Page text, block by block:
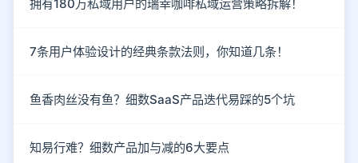
拥有180万私域用户的瑞幸咖啡私域运营策略拆解！
7条用户体验设计的经典条款法则，你知道几条！
鱼香肉丝没有鱼？细数SaaS产品迭代易踩的5个坑
知易行难？细数产品加与减的6大要点